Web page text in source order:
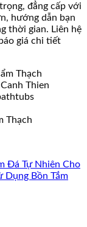
đẳng cấp với
hướng dẫn bạn
thời gian. Liên hệ
giá chi tiết
Thạch
Đá Tự Nhiên Cho
Dụng Bồn Tắm